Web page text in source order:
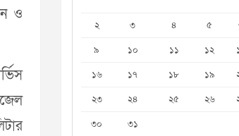
ও
২
৩ ৪ ৫
৯
১০ ১১ ১২
১৬
১৭ ১৮ ১৯
২৩
২৪ ২৫ ২৬
৩০
৩১